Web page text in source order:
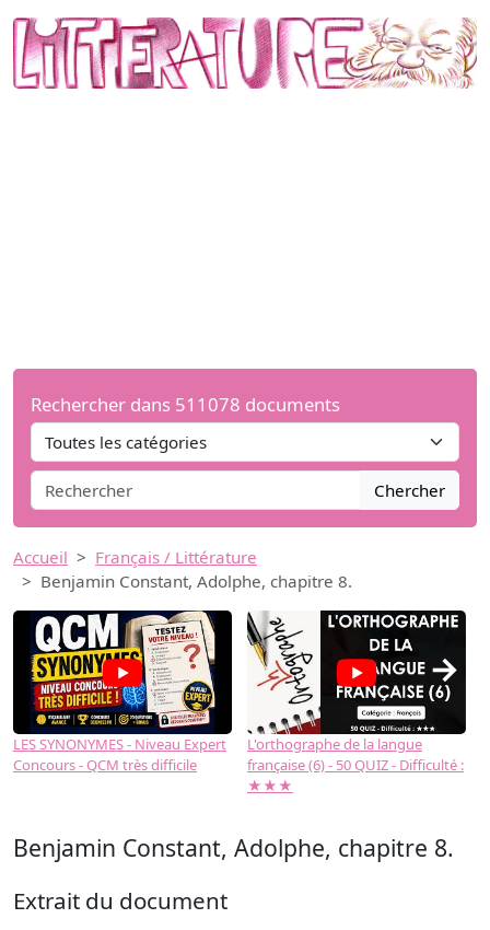
Rechercher dans 511078 documents
Chercher
Accueil
Français / Littérature
Benjamin Constant, Adolphe, chapitre 8.
LES SYNONYMES - Niveau Expert
Concours - QCM très difficile
L'orthographe de la langue
française (6) - 50 QUIZ - Difficulté :
★★★
→
Benjamin Constant, Adolphe, chapitre 8.
Extrait du document